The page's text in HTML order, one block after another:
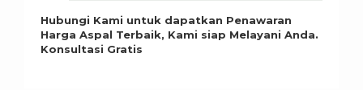
Hubungi Kami untuk dapatkan Penawaran
Harga Aspal Terbaik, Kami siap Melayani Anda.
Konsultasi Gratis